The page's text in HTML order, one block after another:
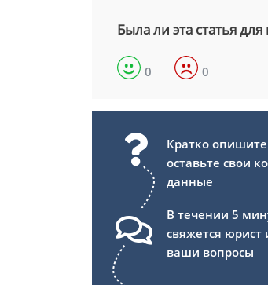
Была ли эта статья
0 0
Кратко
оставьте свои
данные
В течении 5
свяжется юрист
ваши вопросы